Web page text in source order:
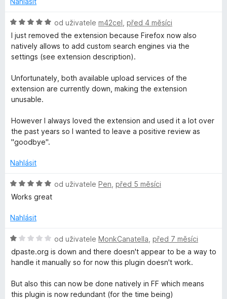
s
e
a
r
c
h
e
n
g
i
n
e
í
:
H
o
d
n
c
e
n
:
5
z
od uživatele m42cel před 4 měsíci
I just removed the extension because Firefox now also
natively allows to add custom search engines via the
settings (see extension description).
Unfortunately, both available upload services of the
extension are currently down, making the extension
unusable.
However I always loved the extension and used it a lot over
the past years so I wanted to leave a positive review as
"goodbye".
Nahlásit
H
o
n
c
n
:
5
od uživatele Pen před 5 měsíci
Works great
Nahlásit
H
o
d
o
c
od uživatele MonkCanatella před 7 měsíci
dpaste.org is down and there doesn't appear to be a way to
handle it manually so for now this plugin doesn't work.
But also this can now be done natively in FF which means
this plugin is now redundant (for the time being)